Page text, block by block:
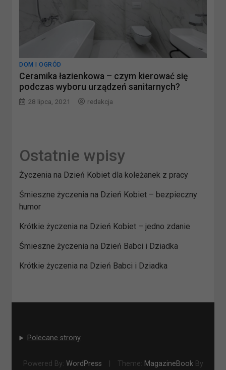
DOM I OGRÓD
Ceramika łazienkowa – czym kierować się
podczas wyboru urządzeń sanitarnych?
28 lipca, 2021 redakcja
Ostatnie wpisy
Życzenia na Dzień Kobiet dla koleżanek z pracy
Śmieszne życzenia na Dzień Kobiet – bezpieczny
humor
Krótkie życzenia na Dzień Kobiet – jedno zdanie
Śmieszne życzenia na Dzień Babci i Dziadka
Krótkie życzenia na Dzień Babci i Dziadka
Polecane strony
Powered By: WordPress Theme: MagazineBookBy